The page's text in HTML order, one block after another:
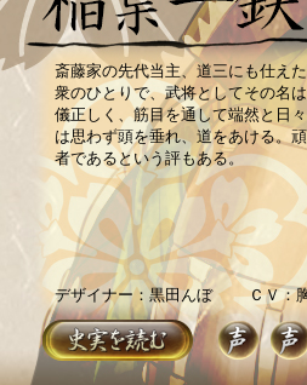
斎藤家の先代当主、道三にも仕え
衆のひとりで、武将としてその名
儀正しく、筋目を通して端然と日
は思わず頭を垂れ、道をあける。
者であるという評もある。
デザイナー：黒田んぼ ＣＶ：